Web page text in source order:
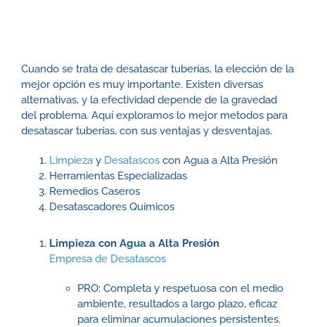
Cuando se trata de desatascar tuberías, la elección de la
mejor opción es muy importante. Existen diversas
alternativas, y la efectividad depende de la gravedad
del problema. Aquí exploramos lo mejor metodos para
desatascar tuberías, con sus ventajas y desventajas.
Limpiezay Desatascoscon Agua a Alta Presión
Herramientas Especializadas
Remedios Caseros
Desatascadores Químicos
Limpieza con Agua a Alta Presión
Empresa de Desatascos
PRO: Completa y respetuosa con el medio
ambiente, resultados a largo plazo, eficaz
para eliminar acumulaciones persistentes.